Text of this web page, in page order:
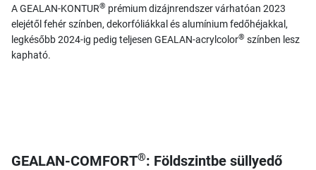
A GEALAN-KONTUR® prémium dizájnrendszer várhatóan 2023
elejétől fehér színben, dekorfóliákkal és alumínium fedőhéjakkal,
legkésőbb 2024-ig pedig teljesen GEALAN-acrylcolor® színben lesz
kapható.
GEALAN-COMFORT®: Földszintbe süllyedő